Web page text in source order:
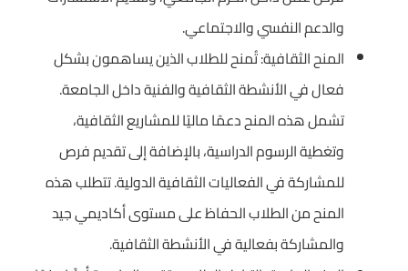
والدعم النفسي والاجتماعي.
المنح الثقافية: تُمنح للطلاب الذين يساهمون بشكل
فعال في الأنشطة الثقافية والفنية داخل الجامعة.
تشمل هذه المنح دعمًا ماليًا للمشاريع الثقافية،
وتغطية الرسوم الدراسية، بالإضافة إلى تقديم فرص
للمشاركة في الفعاليات الثقافية الدولية. تتطلب هذه
المنح من الطلاب الحفاظ على مستوى أكاديمي جيد
والمشاركة بفعالية في الأنشطة الثقافية.